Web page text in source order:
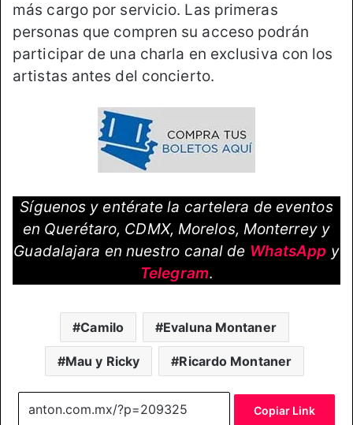
más cargo por servicio. Las primeras
personas que compren su acceso podrán
participar de una charla en exclusiva con los
artistas antes del concierto.
Síguenos y entérate la cartelera de eventos
en Querétaro, CDMX, Morelos, Monterrey y
Guadalajara en nuestro canal de WhatsApp y
Telegram.
Camilo Evaluna Montaner
Mau y Ricky Ricardo Montaner
Copiar Link